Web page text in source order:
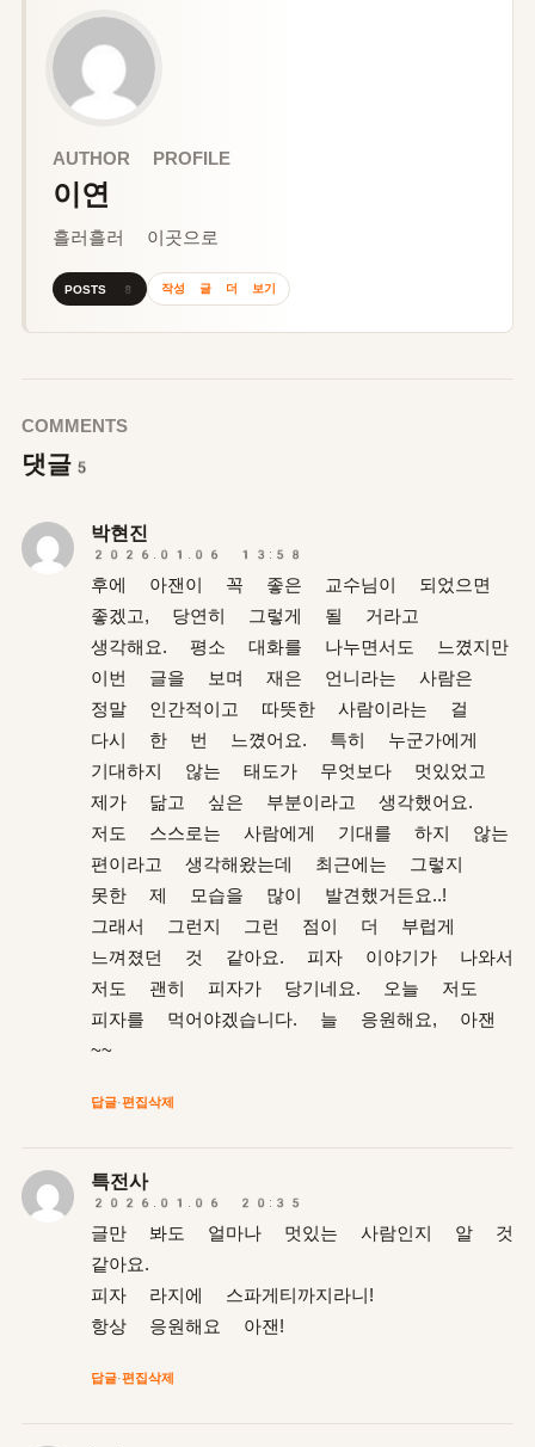
AUTHOR PROFILE
이연
흘러흘러 이곳으로
POSTS 8 작성 글 더 보기
COMMENTS
댓글 5
박현진
2026.01.06 13:58
후에 아잰이 꼭 좋은 교수님이 되었으면
좋겠고, 당연히 그렇게 될 거라고
생각해요. 평소 대화를 나누면서도 느꼈지만
이번 글을 보며 재은 언니라는 사람은
정말 인간적이고 따뜻한 사람이라는 걸
다시 한 번 느꼈어요. 특히 누군가에게
기대하지 않는 태도가 무엇보다 멋있었고
제가 닮고 싶은 부분이라고 생각했어요.
저도 스스로는 사람에게 기대를 하지 않는
편이라고 생각해왔는데 최근에는 그렇지
못한 제 모습을 많이 발견했거든요..!
그래서 그런지 그런 점이 더 부럽게
느껴졌던 것 같아요. 피자 이야기가 나와서
저도 괜히 피자가 당기네요. 오늘 저도
피자를 먹어야겠습니다. 늘 응원해요, 아잰
~~
답글·편집삭제
특전사
2026.01.06 20:35
글만 봐도 얼마나 멋있는 사람인지 알 것
같아요.
피자 라지에 스파게티까지라니!
항상 응원해요 아잰!
답글·편집삭제